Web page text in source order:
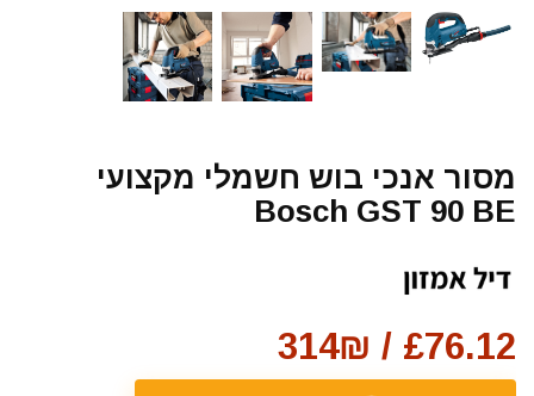
מסור אנכי בוש חשמלי מקצועי
Bosch GST 90 BE
£76.12 / 314₪